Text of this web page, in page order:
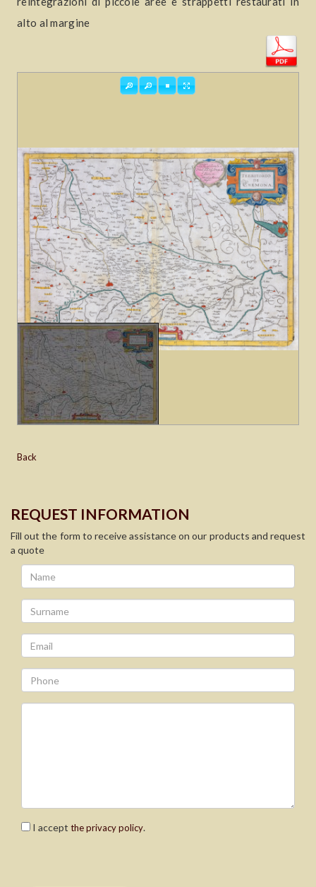
alto al margine
Back
REQUEST INFORMATION
Fill out the form to receive assistance on our products and request
a quote
I accept the privacy policy.